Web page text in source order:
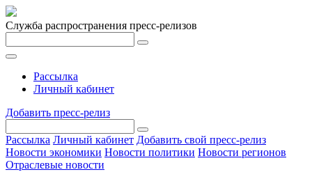
Служба распространения пресс-релизов
Рассылка
Личный кабинет
Добавить пресс-релиз
Рассылка Личный кабинет Добавить свой пресс-релиз
Новости экономики Новости политики Новости регионов
Отраслевые новости